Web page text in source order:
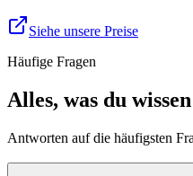
Siehe unsere Preise
Häufige Fragen
Alles, was du
Antworten auf die häufigsten